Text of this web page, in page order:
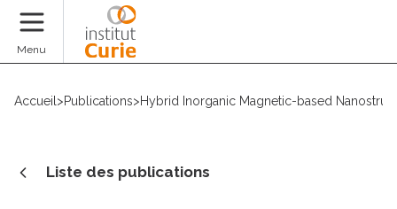
Menu
Accueil >Publications>Hybrid Inorganic Magnetic-based
Liste des publications